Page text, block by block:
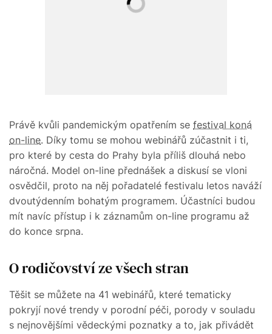
Právě kvůli pandemickým opatřením se festival koná
on-line. Díky tomu se mohou webinářů zúčastnit i ti,
pro které by cesta do Prahy byla příliš dlouhá nebo
náročná. Model on-line přednášek a diskusí se vloni
osvědčil, proto na něj pořadatelé festivalu letos naváží
dvoutýdenním bohatým programem. Účastníci budou
mít navíc přístup i k záznamům on-line programu až
do konce srpna.
O rodičovství ze všech stran
Těšit se můžete na 41 webinářů, které tematicky
pokryjí nové trendy v porodní péči, porody v souladu
s nejnovějšími vědeckými poznatky a to, jak přivádět